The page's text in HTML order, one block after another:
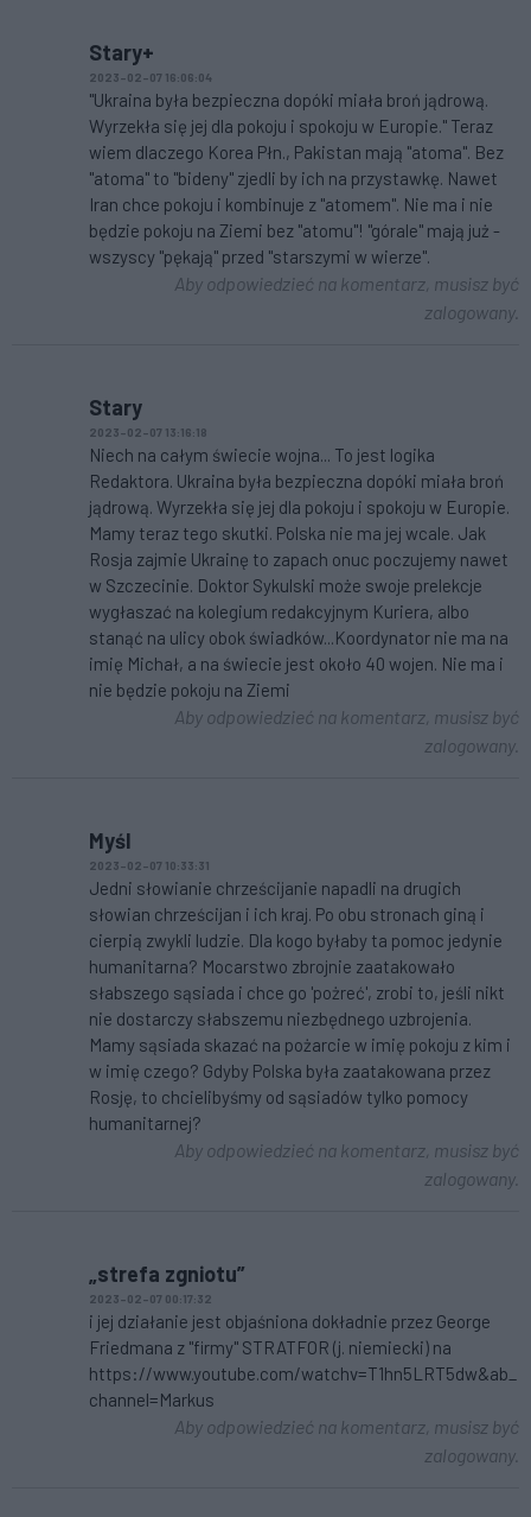
Stary+
2023-02-07 16:06:04
"Ukraina była bezpieczna dopóki miała broń jądrową.
Wyrzekła się jej dla pokoju i spokoju w Europie." Teraz
wiem dlaczego Korea Płn., Pakistan mają "atoma". Bez
"atoma" to "bideny" zjedli by ich na przystawkę. Nawet
Iran chce pokoju i kombinuje z "atomem". Nie ma i nie
będzie pokoju na Ziemi bez "atomu"! "górale" mają już -
wszyscy "pękają" przed "starszymi w wierze".
Aby odpowiedzieć na komentarz, musisz być
zalogowany.
Stary
2023-02-07 13:16:18
Niech na całym świecie wojna... To jest logika
Redaktora. Ukraina była bezpieczna dopóki miała broń
jądrową. Wyrzekła się jej dla pokoju i spokoju w Europie.
Mamy teraz tego skutki. Polska nie ma jej wcale. Jak
Rosja zajmie Ukrainę to zapach onuc poczujemy nawet
w Szczecinie. Doktor Sykulski może swoje prelekcje
wygłaszać na kolegium redakcyjnym Kuriera, albo
stanąć na ulicy obok świadków...Koordynator nie ma na
imię Michał, a na świecie jest około 40 wojen. Nie ma i
nie będzie pokoju na Ziemi
Aby odpowiedzieć na komentarz, musisz być
zalogowany.
Myśl
2023-02-07 10:33:31
Jedni słowianie chrześcijanie napadli na drugich
słowian chrześcijan i ich kraj. Po obu stronach giną i
cierpią zwykli ludzie. Dla kogo byłaby ta pomoc jedynie
humanitarna? Mocarstwo zbrojnie zaatakowało
słabszego sąsiada i chce go 'pożreć', zrobi to, jeśli nikt
nie dostarczy słabszemu niezbędnego uzbrojenia.
Mamy sąsiada skazać na pożarcie w imię pokoju z kim i
w imię czego? Gdyby Polska była zaatakowana przez
Rosję, to chcielibyśmy od sąsiadów tylko pomocy
humanitarnej?
Aby odpowiedzieć na komentarz, musisz być
zalogowany.
„strefa zgniotu”
2023-02-07 00:17:32
i jej działanie jest objaśniona dokładnie przez George
Friedmana z "firmy" STRATFOR (j. niemiecki) na
https://www.youtube.com/watchv=T1hn5LRT5dw&ab_
channel=Markus
Aby odpowiedzieć na komentarz, musisz być
zalogowany.